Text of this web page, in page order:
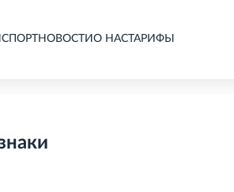
НОВОСТИ О НАСТАРИФЫ